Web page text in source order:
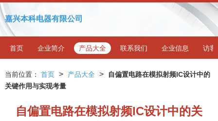
嘉兴本科电器有限公司
首页 企业简介 产品大全 联系我们 企业信息 访客
当前位置： 首页 > 产品大全 >
自偏置电路在模拟射频IC设计中的
关键作用与实现考量
自偏置电路在模拟射频IC设计中的关